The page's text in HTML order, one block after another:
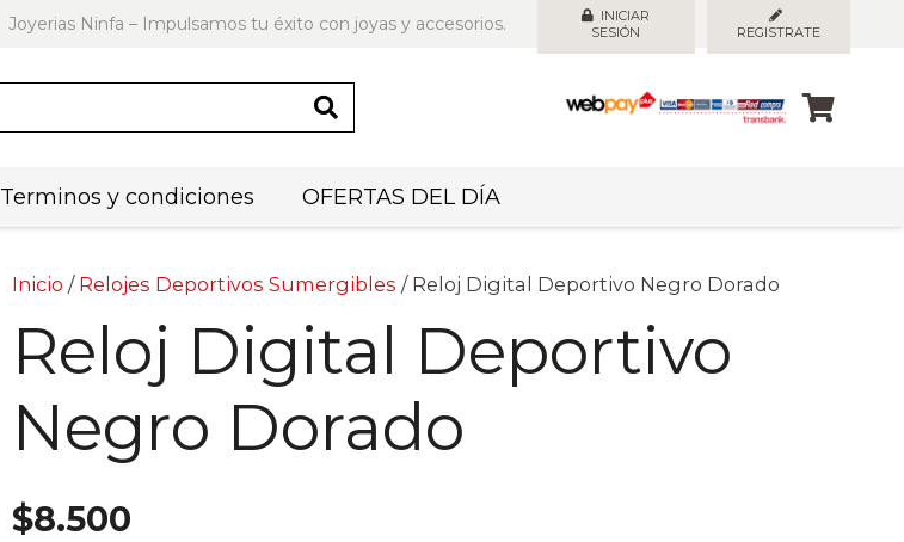
Joyerias Ninfa – Impulsamos tu éxito con joyas y accesorios.
INICIAR
SESIÓN
REGISTRATE
Terminos y condiciones OFERTAS DEL DÍA
Inicio / Relojes Deportivos Sumergibles / Reloj Digital Deportivo Negro Dorado
Reloj Digital Deportivo
Negro Dorado
$8.500